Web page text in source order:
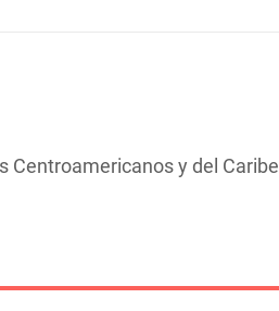
Centroamericanos y del Caribe